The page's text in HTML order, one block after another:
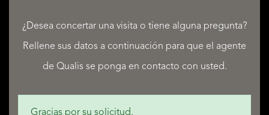
¿Desea concertar una visita o tiene alguna pregunta?
Rellene sus datos a continuación para que el agente
de Qualis se ponga en contacto con usted.
Gracias por su solicitud.